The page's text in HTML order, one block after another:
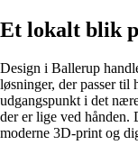
Et lokalt blik
Design i Ballerup
løsninger, der passer til
udgangspunkt i det
der er lige ved
moderne 3D-print og